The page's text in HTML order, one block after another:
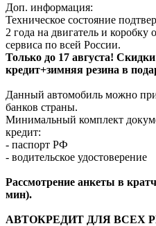
Доп. информация:
Техническое состояние
2 года на двигатель и коробку
сервиса по всей России.
Только до 17 августа!
кредит+зимняя резина в
Данный автомобиль можно
банков страны.
Минимальный комплект
кредит:
- паспорт РФ
- водительское удостоверение
Рассмотрение анкеты в
мин).
АВТОКРЕДИТ ДЛЯ ВСЕХ